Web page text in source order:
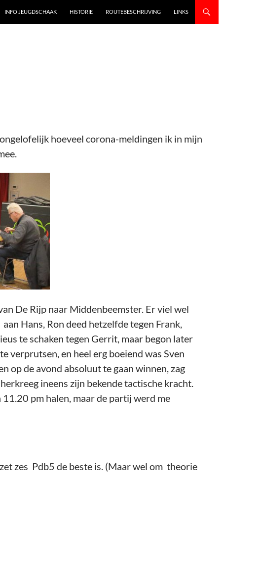
INFO JEUGDSCHAAK HISTORIE ROUTEBESCHRIJVING LINKS
hoeveel corona-meldingen ik in mijn
De Rijp naar Middenbeemster. Er viel wel
Hans, Ron deed hetzelfde tegen Frank,
te schaken tegen Gerrit, maar begon later
verprutsen, en heel erg boeiend was Sven
op de avond absoluut te gaan winnen, zag
ineens zijn bekende tactische kracht.
pm halen, maar de partij werd me
zes Pdb5 de beste is. (Maar wel om theorie